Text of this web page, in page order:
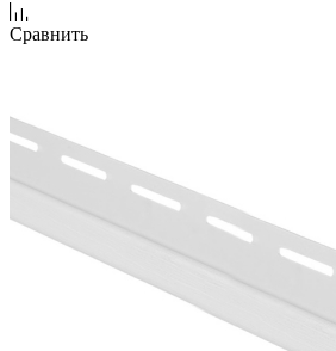
Сравнить